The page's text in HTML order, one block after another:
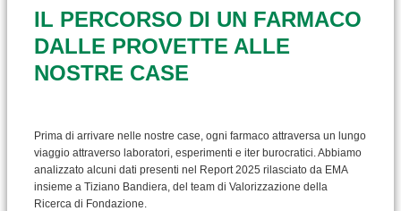
IL PERCORSO DI UN FARMACO
DALLE PROVETTE ALLE
NOSTRE CASE
Prima di arrivare nelle nostre case, ogni farmaco attraversa un lungo
viaggio attraverso laboratori, esperimenti e iter burocratici. Abbiamo
analizzato alcuni dati presenti nel Report 2025 rilasciato da EMA
insieme a Tiziano Bandiera, del team di Valorizzazione della
Ricerca di Fondazione.